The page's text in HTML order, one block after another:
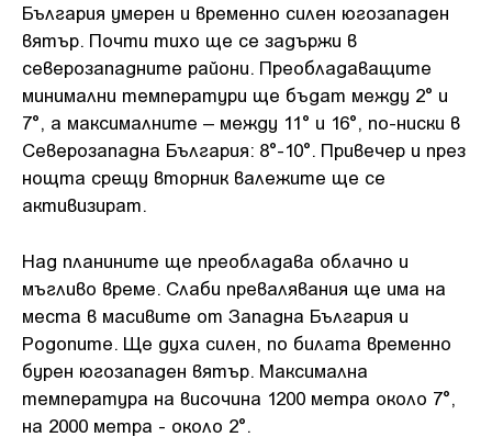
България умерен и временно силен югозападен
вятър. Почти тихо ще се задържи в
северозападните райони. Преобладаващите
минимални температури ще бъдат между 2° и
7°, а максималните – между 11° и 16°, по-ниски в
Северозападна България: 8°-10°. Привечер и през
нощта срещу вторник валежите ще се
активизират.
Над планините ще преобладава облачно и
мъгливо време. Слаби превалявания ще има на
места в масивите от Западна България и
Родопите. Ще духа силен, по билата временно
бурен югозападен вятър. Максимална
температура на височина 1200 метра около 7°,
на 2000 метра - около 2°.